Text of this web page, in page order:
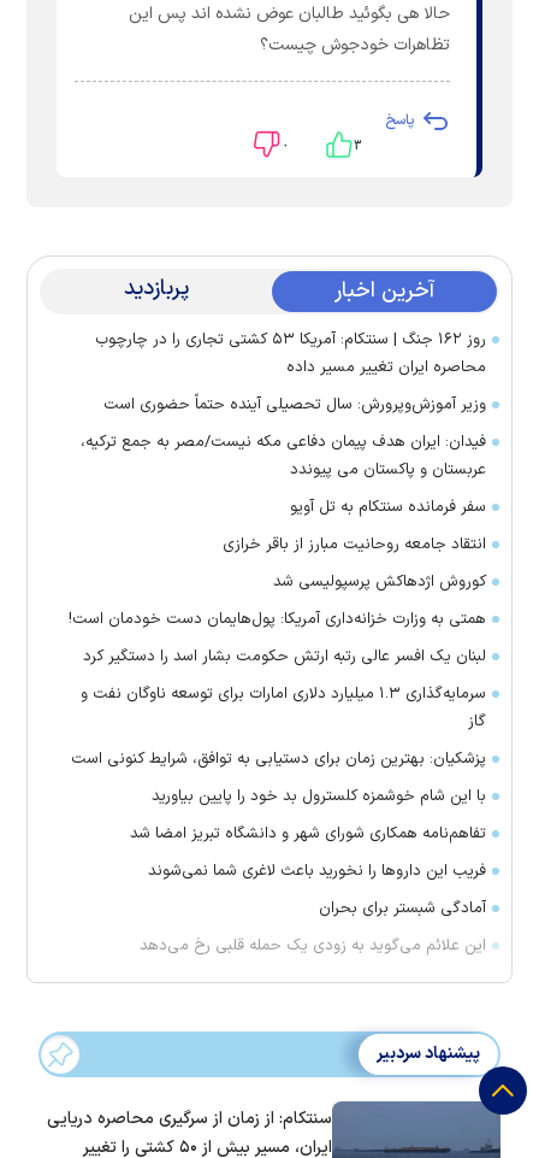
حالا هی بگوئید طالبان عوض نشده اند پس این
تظاهرات خودجوش چیست؟
پاسخ
۳ ۰
آخرین اخبار پربازدید
روز ۱۶۲ جنگ | سنتکام: آمریکا ۵۳ کشتی تجاری را در چارچوب
محاصره ایران تغییر مسیر داده
وزیر آموزش‌وپرورش: سال تحصیلی آینده حتماً حضوری است
فیدان: ایران هدف پیمان دفاعی مکه نیست/مصر به جمع ترکیه،
عربستان و پاکستان می پیوندد
سفر فرمانده سنتکام به تل آویو
انتقاد جامعه روحانیت مبارز از باقر خرازی
کوروش اژدهاکش پرسپولیسی شد
همتی به وزارت خزانه‌داری آمریکا: پول‌هایمان دست خودمان است!
لبنان یک افسر عالی رتبه ارتش حکومت بشار اسد را دستگیر کرد
سرمایه‌گذاری ۱.۳ میلیارد دلاری امارات برای توسعه ناوگان نفت و
گاز
پزشکیان: بهترین زمان برای دستیابی به توافق، شرایط کنونی است
با این شام خوشمزه کلسترول بد خود را پایین بیاورید
تفاهم‌نامه همکاری شورای شهر و دانشگاه تبریز امضا شد
فریب این دارو‌ها را نخورید باعث لاغری شما نمی‌شوند
آمادگی شبستر برای بحران
این علائم می‌گوید به زودی یک حمله قلبی رخ می‌دهد
پیشنهاد سردبیر
سنتکام: از زمان از سرگیری محاصره دریایی
ایران، مسیر بیش از ۵۰ کشتی را تغییر